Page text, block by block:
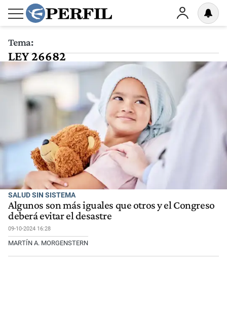
Tema:
LEY 26682
SALUD SIN SISTEMA
Algunos son más iguales que otros y el Congreso
deberá evitar el desastre
09-10-2024 16:28
MARTÍN A. MORGENSTERN